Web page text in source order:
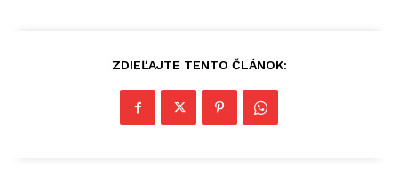
ZDIEĽAJTE TENTO ČLÁNOK: